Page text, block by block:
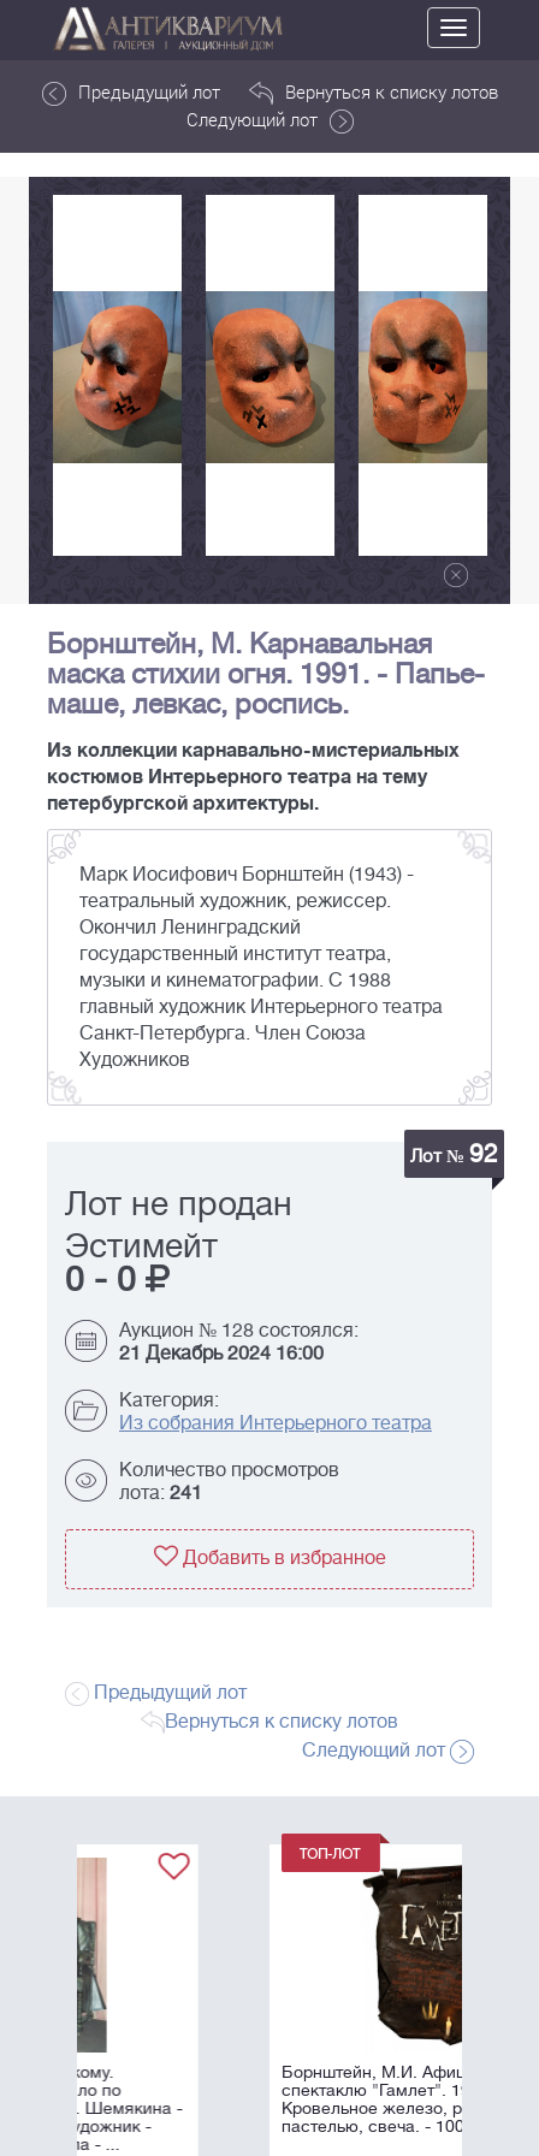
Toggle
navigation
Предыдущий лот
Вернуться к списку лотов
Следующий лот
Борнштейн, М. Карнавальная
маска стихии огня. 1991. - Папье-
маше, левкас, роспись.
Из коллекции карнавально-мистериальных
костюмов Интерьерного театра на тему
петербургской архитектуры.
Марк Иосифович Борнштейн (1943) -
театральный художник, режиссер.
Окончил Ленинградский
государственный институт театра,
музыки и кинематографии. С 1988
главный художник Интерьерного театра
Санкт-Петербурга. Член Союза
Художников
Лот № 92
Лот не продан
Эстимейт
0 - 0
Аукцион № 128 состоялся:
21 Декабрь 2024 16:00
Категория:
Из собрания Интерьерного театра
Количество просмотров
лота: 241
Добавить в избранное
Предыдущий лот
Вернуться к списку лотов
Следующий лот
Борнштейн, М.И. Афиша к
спектаклю "Гамлет". 1996.
Кровельное железо, роспись
пастелью, свеча. - 100х60 см.